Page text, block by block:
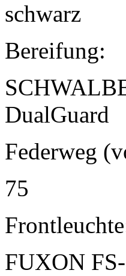
schwarz
Bereifung:
DualGuard
Federweg
75
FUXON